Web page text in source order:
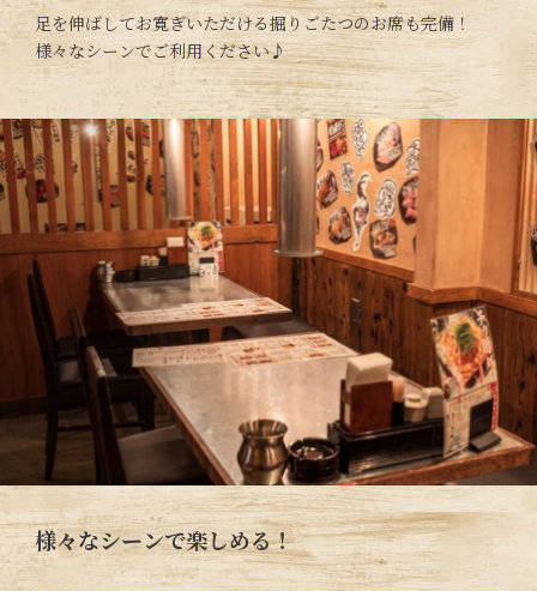
足を伸ばしてお寛ぎいただける掘りごたつのお席も完備！
様々なシーンでご利用ください♪
様々なシーンで楽しめる！